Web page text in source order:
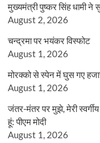
मुख्यमंत्री पुष्कर सिंह धामी ने
August 2, 2026
चन्द्रमा पर भयंकर विस्फोट
August 1, 2026
मोरक्को से स्पेन में घुस गए
August 1, 2026
जंतर-मंतर पर मुझे, मेरी स्वर्गीय
हूं: पीएम मोदी
August 1, 2026